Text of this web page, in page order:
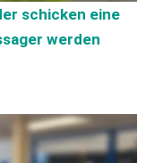
schicken eine
werden